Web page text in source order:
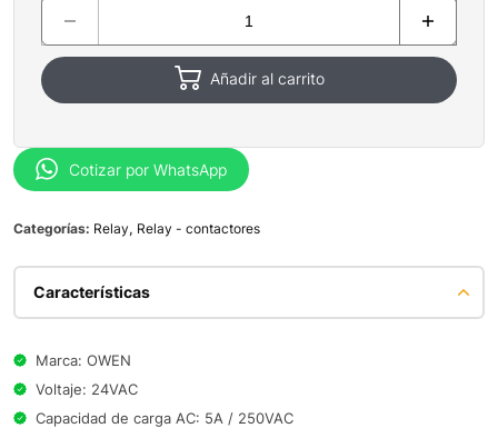
Añadir al carrito
Cotizar por WhatsApp
Categorías: Relay, Relay - contactores
Características
Marca: OWEN
Voltaje: 24VAC
Capacidad de carga AC: 5A / 250VAC